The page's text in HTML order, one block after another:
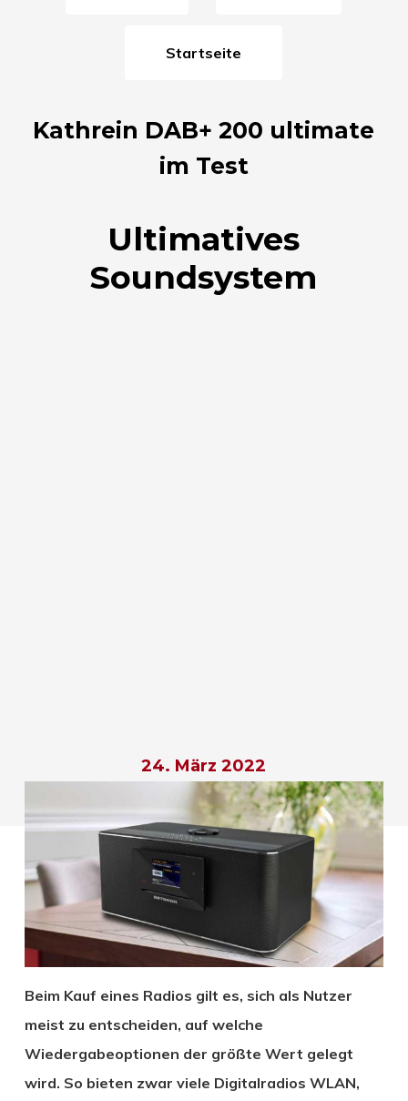
Startseite
Kathrein DAB+ 200 ultimate
im Test
Ultimatives
Soundsystem
24. März 2022
Beim Kauf eines Radios gilt es, sich als Nutzer
meist zu entscheiden, auf welche
Wiedergabeoptionen der größte Wert gelegt
wird. So bieten zwar viele Digitalradios WLAN,